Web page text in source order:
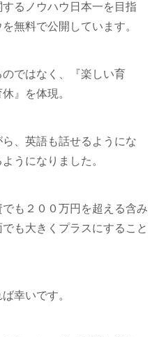
るノウハウ日本一を目指
無料で公開しています。
ではなく、『楽しい育
』を体現。
、英語も話せるようにな
うになりました。
も２００万円を超える含み
も大きくプラスにすること
幸いです。